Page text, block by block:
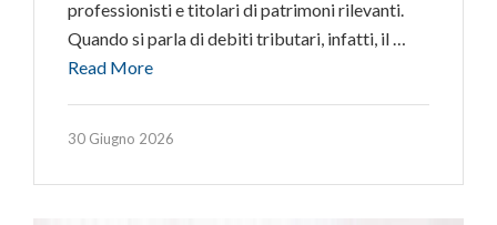
professionisti e titolari di patrimoni rilevanti.
Quando si parla di debiti tributari, infatti, il …
Read More
30 Giugno 2026